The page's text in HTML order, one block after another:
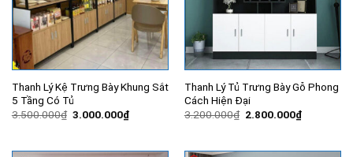
Thanh Lý Kệ Trưng Bày Khung Sắt
5 Tầng Có Tủ
3.500.000₫ Giá
3.000.000₫Giá
hiện
Thanh Lý Tủ Trưng Bày Gỗ Phong
Cách Hiện Đại
3.200.000₫ Giá
2.800.000₫Giá
hiện